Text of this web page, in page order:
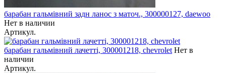
барабан гальмівний задн ланос з маточ., 300000127, daewoo
Нет в наличии
Артикул.
барабан гальмівний лачетті, 300001218, chevrolet Нет в
наличии
Артикул.